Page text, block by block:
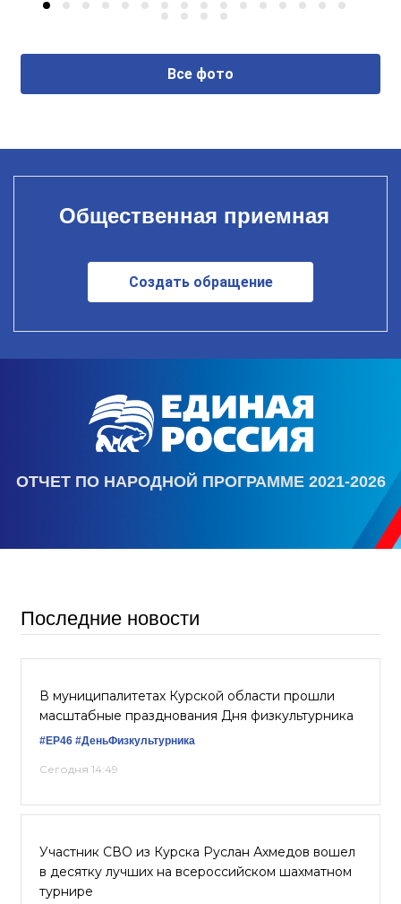
Все фото
Общественная приемная
Создать обращение
ОТЧЕТ ПО НАРОДНОЙ ПРОГРАММЕ 2021-2026
Последние новости
В муниципалитетах Курской области прошли
масштабные празднования Дня физкультурника
#ЕР46 #ДеньФизкультурника
Сегодня 14:49
Участник СВО из Курска Руслан Ахмедов вошел
в десятку лучших на всероссийском шахматном
турнире